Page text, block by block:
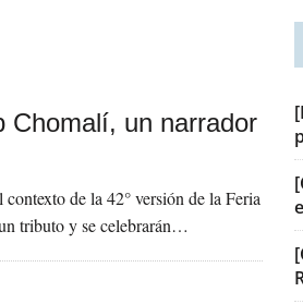
Chomalí, un narrador
de la 42° versión de la Feria
tributo y se celebrarán…